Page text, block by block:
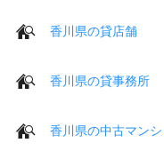
香川県の貸店舗
香川県の貸事務所
香川県の中古マン